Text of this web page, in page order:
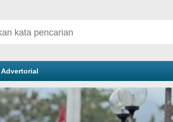
Advertorial